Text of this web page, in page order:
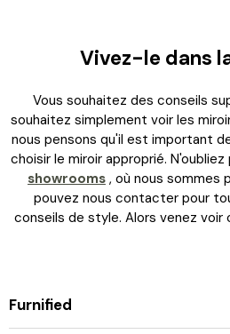
Vivez-le dans
Vous souhaitez des conseils
souhaitez simplement voir les
nous pensons qu'il est important
choisir le miroir approprié.
showrooms , où nous sommes
pouvez nous contacter pour
conseils de style. Alors venez voir
Furnified